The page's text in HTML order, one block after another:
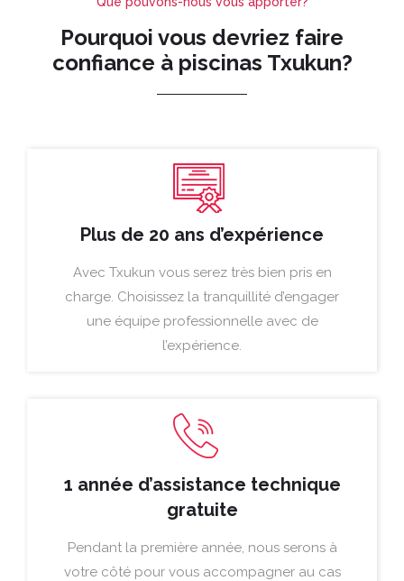
Pourquoi vous devriez faire
confiance à piscinas Txukun?
Plus de 20 ans d’expérience
Avec Txukun vous serez très bien pris en
charge. Choisissez la tranquillité d’engager
une équipe professionnelle avec de
l’expérience.
1 année d’assistance technique
gratuite
Pendant la première année, nous serons à
votre côté pour vous accompagner au cas